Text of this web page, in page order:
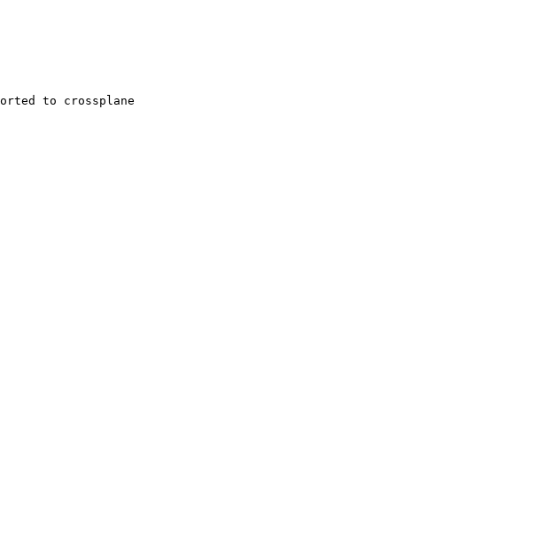
to crossplane